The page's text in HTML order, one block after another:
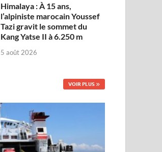
Himalaya : À 15 ans,
l’alpiniste marocain Youssef
Tazi gravit le sommet du
Kang Yatse II à 6.250 m
5 août 2026
VOIR PLUS